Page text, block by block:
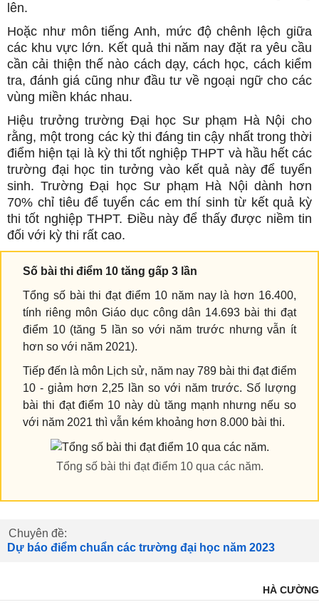
lên.
Hoặc như môn tiếng Anh, mức độ chênh lệch giữa
các khu vực lớn. Kết quả thi năm nay đặt ra yêu cầu
cần cải thiện thế nào cách dạy, cách học, cách kiểm
tra, đánh giá cũng như đầu tư về ngoại ngữ cho các
vùng miền khác nhau.
Hiệu trưởng trường Đại học Sư phạm Hà Nội cho
rằng, một trong các kỳ thi đáng tin cậy nhất trong thời
điểm hiện tại là kỳ thi tốt nghiệp THPT và hầu hết các
trường đại học tin tưởng vào kết quả này để tuyển
sinh. Trường Đại học Sư phạm Hà Nội dành hơn
70% chỉ tiêu để tuyển các em thí sinh từ kết quả kỳ
thi tốt nghiệp THPT. Điều này để thấy được niềm tin
đối với kỳ thi rất cao.
Số bài thi điểm 10 tăng gấp 3 lần
Tổng số bài thi đạt điểm 10 năm nay là hơn 16.400,
tính riêng môn Giáo dục công dân 14.693 bài thi đạt
điểm 10 (tăng 5 lần so với năm trước nhưng vẫn ít
hơn so với năm 2021).
Tiếp đến là môn Lịch sử, năm nay 789 bài thi đạt điểm
10 - giảm hơn 2,25 lần so với năm trước. Số lượng
bài thi đạt điểm 10 này dù tăng mạnh nhưng nếu so
với năm 2021 thì vẫn kém khoảng hơn 8.000 bài thi.
Tổng số bài thi đạt điểm 10 qua các năm.
Chuyên đề:
Dự báo điểm chuẩn các trường đại học năm 2023
HÀ CƯỜNG